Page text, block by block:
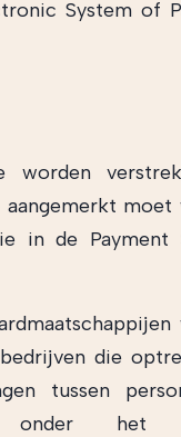
System of
worden
aangemerkt moet
in de Payment
die
tussen
onder het